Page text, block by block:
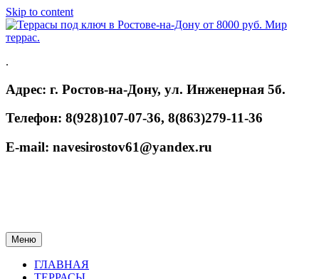
Skip to content
.
Адрес: г. Ростов-на-Дону, ул. Инженерная 5б.
Телефон: 8(928)107-07-36, 8(863)279-11-36
E-mail: navesirostov61@yandex.ru
Меню
ГЛАВНАЯ